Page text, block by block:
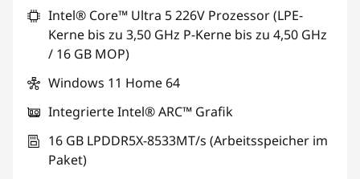
Intel® Core™ Ultra 5 226V Prozessor (LPE-
Kerne bis zu 3,50 GHz P-Kerne bis zu 4,50 GHz
/ 16 GB MOP)
Windows 11 Home 64
Integrierte Intel® ARC™ Grafik
16 GB LPDDR5X-8533MT/s (Arbeitsspeicher im
Paket)